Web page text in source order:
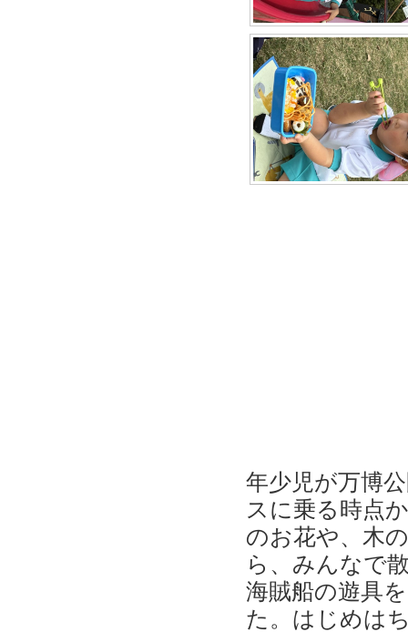
年少児が万博
スに乗る時点
のお花や、木
ら、みんなで
海賊船の遊具
た。はじめは